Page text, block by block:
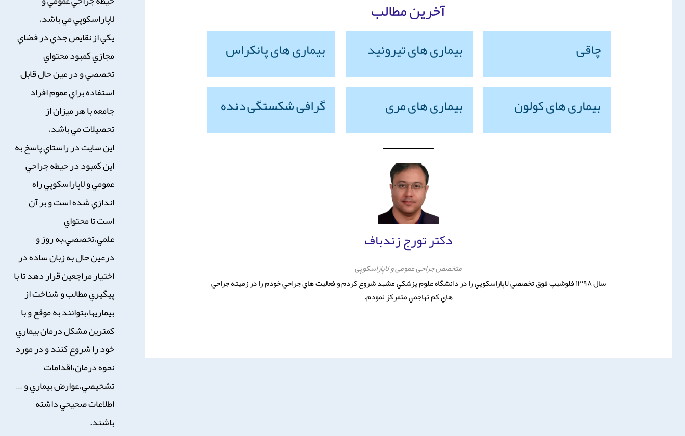
آخرین مطالب
چاقی بیماری های تیروئید بیماری های پانکراس
بیماری های کولون بیماری های مری گرافی شکستگی دنده
دکتر تورج زندباف
متخصص جراحی عمومی و لاپاراسکوپی
سال ١٣٩٨ فلوشيپ فوق تخصصي لاپاراسكوپي را در دانشگاه علوم پزشكي مشهد شروع كردم و فعاليت هاي جراحي خودم را در زمينه جراحي
هاي كم تهاجمي متمركز نمودم.
لاپاراسكوپي مي باشد.
يكي از نقايص جدي در فضاي
مجازي كمبود محتواي
تخصصي و در عين حال قابل
استفاده براي عموم افراد
جامعه با هر ميزان از
تحصيلات مي باشد.
اين سايت در راستاي پاسخ به
اين كمبود در حيطه جراحي
عمومي و لاپاراسكوپي راه
اندازي شده است و بر آن
است تا محتواي
علمي،تخصصي،به روز و
درعين حال به زبان ساده در
اختيار مراجعين قرار دهد تا با
پيگيري مطالب و شناخت از
بيماريها،بتوانند به موقع و با
كمترين مشكل درمان بيماري
خود را شروع كنند و در مورد
نحوه درمان،اقدامات
تشخيصي،عوارض بيماري و …
اطلاعات صحيحي داشته
باشند.